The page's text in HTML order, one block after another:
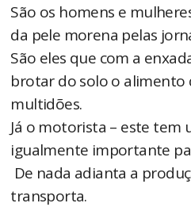
São os homens e
da pele morena pelas
São eles que com a
brotar do solo o alimento
multidões.
Já o motorista – este tem
igualmente importante
De nada adianta a
transporta.